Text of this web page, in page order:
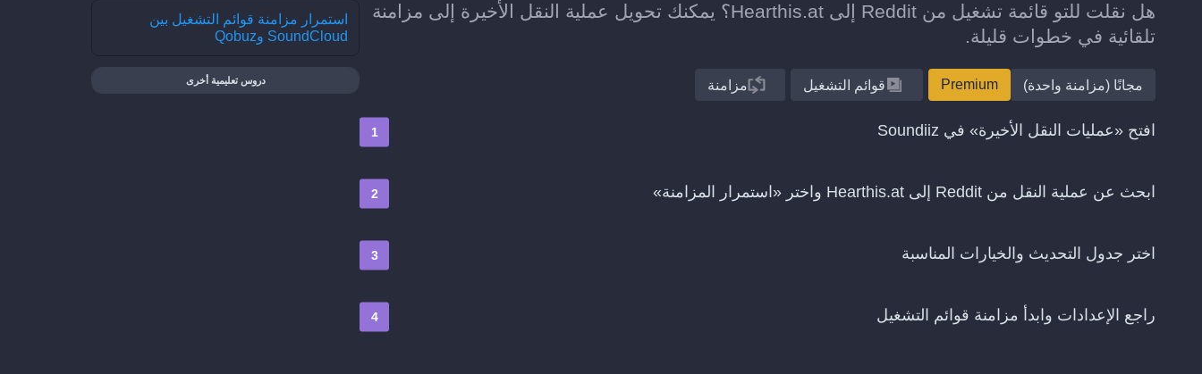
هل نقلت للتو قائمة تشغيل من Reddit إلى Hearthis.at؟ يمكنك تحويل عملية النقل الأخيرة إلى مزامنة
تلقائية في خطوات قليلة.
مجانًا (مزامنة واحدة) Premium قوائم التشغيل مزامنة
افتح «عمليات النقل الأخيرة» في Soundiiz
ابحث عن عملية النقل من Reddit إلى Hearthis.at واختر «استمرار المزامنة»
اختر جدول التحديث والخيارات المناسبة
راجع الإعدادات وابدأ مزامنة قوائم التشغيل
استمرار مزامنة قوائم التشغيل بين
SoundCloud وQobuz
دروس تعليمية أخرى